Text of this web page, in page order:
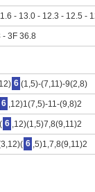
- 13.0 - 12.3 - 12.5 -
- 3F 36.8
6 (1,5)-(7,11)-9(2,8)
6 ,12)1(7,5)-11-(9,8)2
6 ,12)(1,5)7,8(9,11)2
6 ,5)1,7,8(9,11)2